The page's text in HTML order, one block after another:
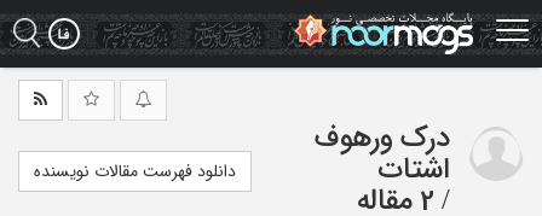
Skip
to
main
درک ورهوف
اشتات
/ 2 مقاله
دانلود فهرست مقالات نویسنده